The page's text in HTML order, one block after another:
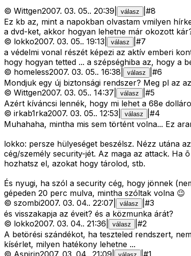
© Wittgen2007. 03. 05.. 20:39 válasz #8
Ez kb az, mint a napokban olvastam vmilyen
a dvd-ket, akkor hogyan lehetne már okozott
© lokko2007. 03. 05.. 19:13 válasz #7
a védelmi vonal részét képezi az aktív emberi
hogy hogyan tetted ... a szépséghiba az, hogy a
© homeless2007. 03. 05.. 16:38 válasz #6
Mondjuk egy új biztonsági rendszer? Meg pl az
© Wittgen2007. 03. 05.. 14:37 válasz #5
Azért kíváncsi lennék, hogy mi lehet a 68e
© irkab1rka2007. 03. 05.. 12:53 válasz #4
Muhahaha, mintha mis sem történt volna... Ez
lokko: persze hülyeséget beszélsz. Nézz utána
cég/személy security-jét. Az maga az attack. Ha
hozhatsz el, azokat hogy tárolod, stb.
És nyugi, ha szól a security cég, hogy jönnek
gépeden 20 perc mulva, mintha szóltak volna 😉
© szombi2007. 03. 04.. 22:07 válasz #3
és visszakapja az éveit? és a közmunka árát?
© lokko2007. 03. 04.. 21:36 válasz #2
A betörési szándékot, ha teszteled rendszert,
kísérlet, milyen hatékony lehetne ...